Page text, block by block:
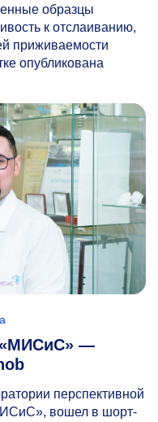
образцы
к отслаиванию,
приживаемости
опубликована
—
перспективной
вошел в шорт-